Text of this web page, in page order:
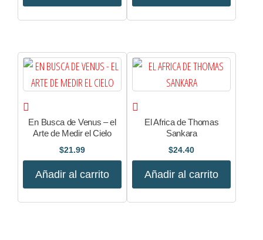
En Busca de Venus – el
Arte de Medir el Cielo
$21.99
Añadir al carrito
El Africa de Thomas
Sankara
$24.40
Añadir al carrito